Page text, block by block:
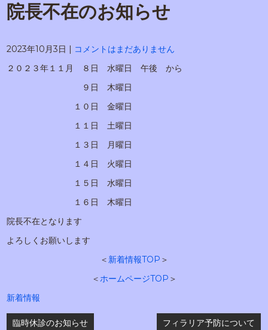
院長不在のお知らせ
2023年10月3日 | コメントはまだありません
２０２３年１１月 ８日 水曜日 午後 から
９日 木曜日
１０日 金曜日
１１日 土曜日
１３日 月曜日
１４日 火曜日
１５日 水曜日
１６日 木曜日
院長不在となります
よろしくお願いします
＜ 新着情報TOP ＞
＜ホームページTOP ＞
新着情報
投
臨時休診のお知らせ フィラリア予防について